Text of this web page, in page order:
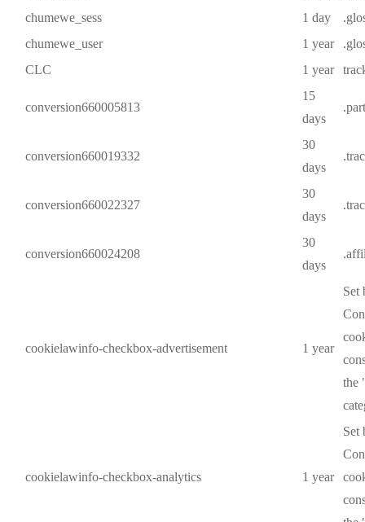
chumewe_sess
1 day
chumewe_user
1 year
CLC
1 year
conversion660005813
15
days
conversion660019332
30
days
conversion660022327
30
days
conversion660024208
30
days
cookielawinfo-checkbox-advertisement 1 year
Set
the
cookielawinfo-checkbox-analytics 1 year
Set